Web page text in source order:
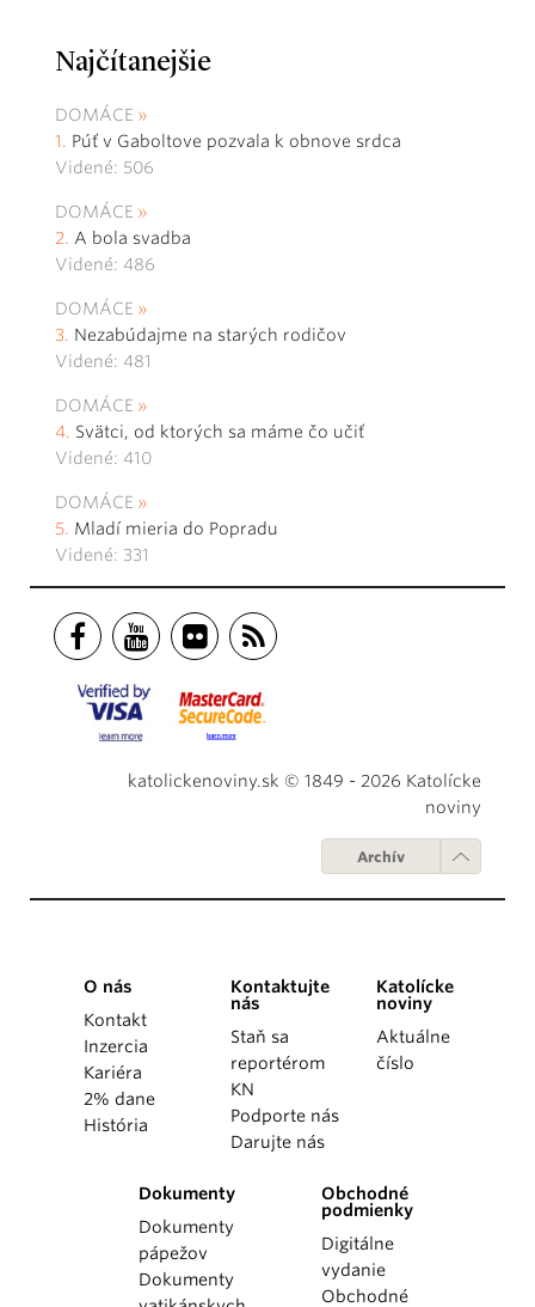
Najčítanejšie
DOMÁCE
Púť v Gaboltove pozvala k obnove srdca
Videné: 506
DOMÁCE
A bola svadba
Videné: 486
DOMÁCE
Nezabúdajme na starých rodičov
Videné: 481
DOMÁCE
Svätci, od ktorých sa máme čo učiť
Videné: 410
DOMÁCE
Mladí mieria do Popradu
Videné: 331
katolickenoviny.sk © 1849 - 2026 Katolícke
noviny
Archív
O nás
Kontakt
Inzercia
Kariéra
2% dane
História
Kontaktujte
nás
Staň sa
reportérom
KN
Podporte nás
Darujte nás
Katolícke
noviny
Aktuálne
číslo
Dokumenty
Dokumenty
pápežov
Dokumenty
Obchodné
podmienky
Digitálne
vydanie
Obchodné